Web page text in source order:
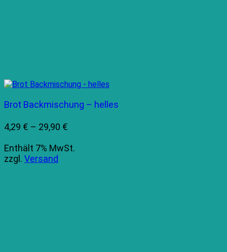
Brot Backmischung – helles
4,29 € – 29,90 €
bis
Enthält 7% MwSt.
zzgl. Versand